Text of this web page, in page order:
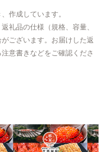
作成しています。
礼品の仕様（規格、容量、
ございます。お届けした返
意書きなどをご確認くださ